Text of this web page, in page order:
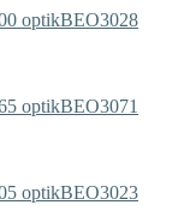
BEO3028
BEO3071
BEO3023